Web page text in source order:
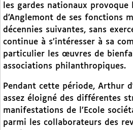
les gardes nationaux provoque
d’Anglemont de ses fonctions
décennies suivantes, sans
continue à s’intéresser à sa
particulier les œuvres de
associations philanthropiques.
Pendant cette période, Arthur
assez éloigné des différentes
manifestations de l’Ecole
parmi les collaborateurs des